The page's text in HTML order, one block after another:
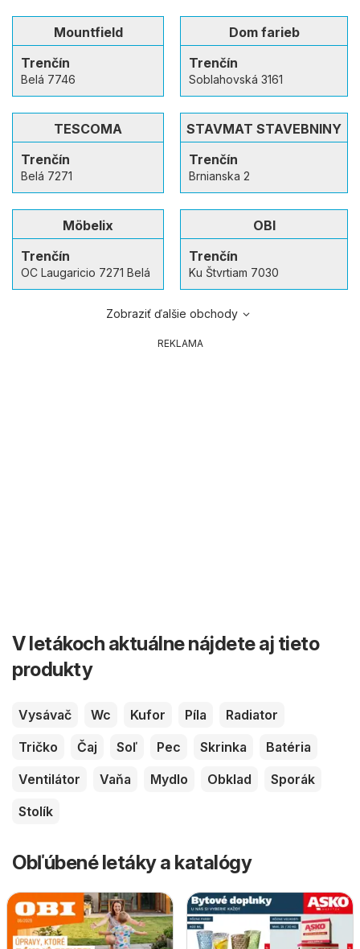
Mountfield
Trenčín
Belá 7746
Dom farieb
Trenčín
Soblahovská 3161
TESCOMA
Trenčín
Belá 7271
STAVMAT STAVEBNINY
Trenčín
Brnianska 2
Möbelix
Trenčín
OC Laugaricio 7271 Belá
OBI
Trenčín
Ku Štvrtiam 7030
Zobraziť ďalšie obchody
REKLAMA
V letákoch aktuálne nájdete aj tieto
produkty
Vysávač Wc Kufor Píla
Radiator
Tričko
Čaj Soľ Pec Skrinka
Batéria
Ventilátor
Vaňa Mydlo Obklad
Sporák
Stolík
Obľúbené letáky a katalógy